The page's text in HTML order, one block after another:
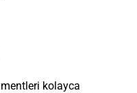
kolayca